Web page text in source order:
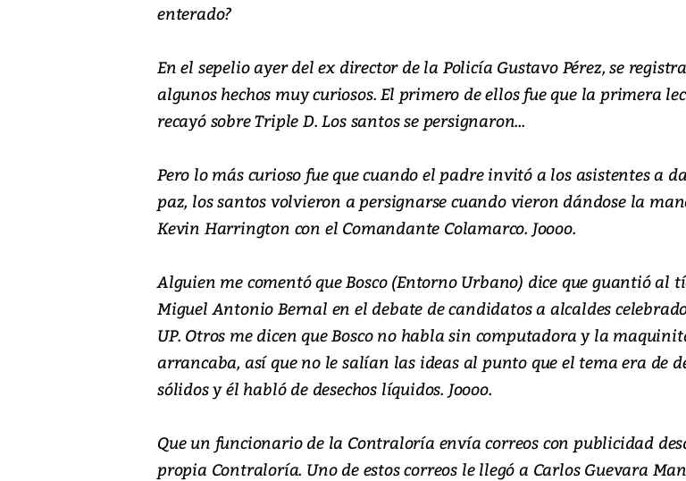
enterado?
En el sepelio ayer del ex director de la Policía Gustavo Pérez, se
algunos hechos muy curiosos. El primero de ellos fue que la primera
recayó sobre Triple D. Los santos se persignaron...
Pero lo más curioso fue que cuando el padre invitó a los asistentes a
paz, los santos volvieron a persignarse cuando vieron dándose la
Kevin Harrington con el Comandante Colamarco. Joooo.
Alguien me comentó que Bosco (Entorno Urbano) dice que guantió al
Miguel Antonio Bernal en el debate de candidatos a alcaldes
UP. Otros me dicen que Bosco no habla sin computadora y la
arrancaba, así que no le salían las ideas al punto que el tema era de
sólidos y él habló de desechos líquidos. Joooo.
Que un funcionario de la Contraloría envía correos con publicidad
propia Contraloría. Uno de estos correos le llegó a Carlos Guevara